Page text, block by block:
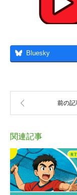
Bluesky
関連記事